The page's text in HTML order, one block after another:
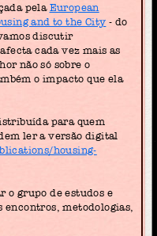
pela European
and to the City - do
discutir
cada vez mais as
não só sobre o
o impacto que ela
para quem
ler a versão digital
housing-
o grupo de estudos e
metodologias,